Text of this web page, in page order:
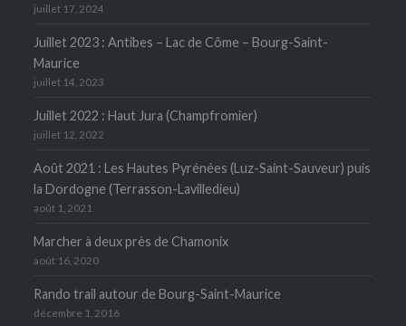
juillet 17, 2024
Juillet 2023 : Antibes – Lac de Côme – Bourg-Saint-
Maurice
juillet 14, 2023
Juillet 2022 : Haut Jura (Champfromier)
juillet 12, 2022
Août 2021 : Les Hautes Pyrénées (Luz-Saint-Sauveur) puis
la Dordogne (Terrasson-Lavilledieu)
août 1, 2021
Marcher à deux près de Chamonix
août 16, 2020
Rando trail autour de Bourg-Saint-Maurice
décembre 1, 2016